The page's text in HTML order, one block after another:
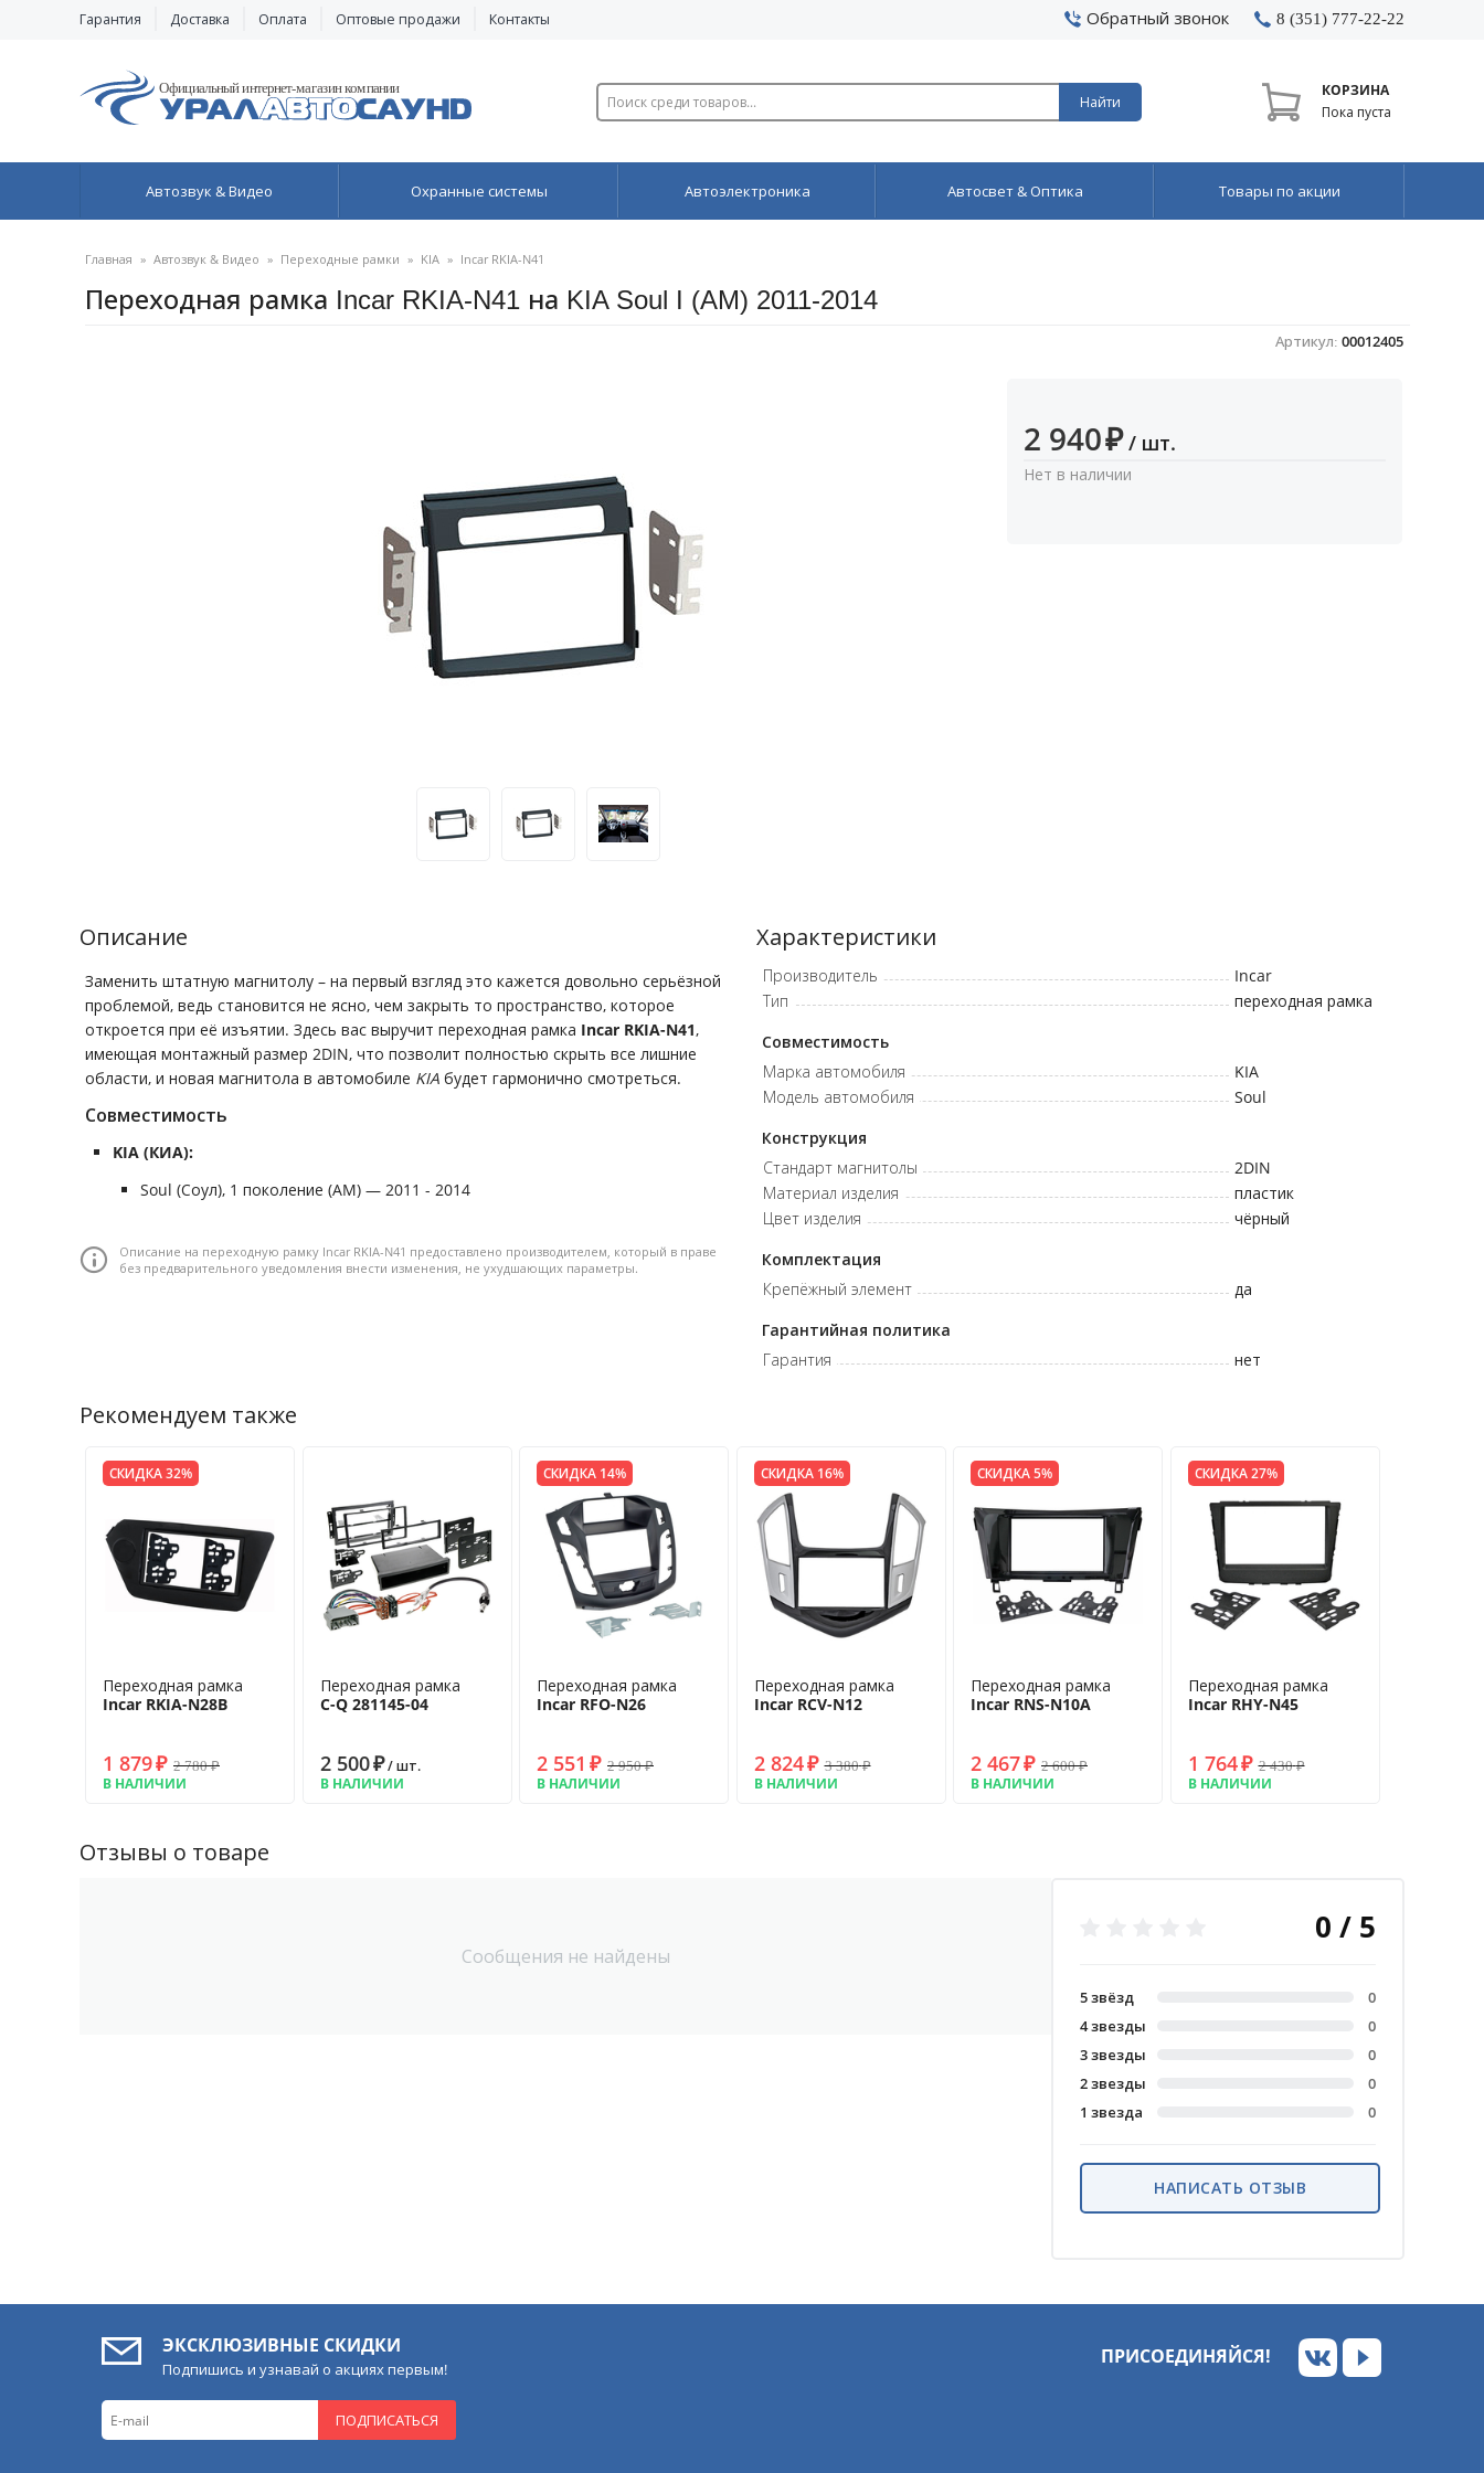
Гарантия Доставка Оплата Оптовые продажи Контакты Обратный звонок 8 (351) 777-22-22
Найти
КОРЗИНА
Пока пуста
Автозвук & Видео Охранные системы Автоэлектроника Автосвет & Оптика Товары по акции
Главная » Автозвук & Видео » Переходные рамки » KIA » Incar RKIA-N41
Переходная рамка Incar RKIA-N41 на KIA Soul I (AM) 2011-2014
Артикул: 00012405
2 940₽ / шт.
Нет в наличии
Описание
Заменить штатную магнитолу – на первый взгляд это кажется довольно серьёзной
проблемой, ведь становится не ясно, чем закрыть то пространство, которое
откроется при её изъятии. Здесь вас выручит переходная рамка Incar RKIA-N41,
имеющая монтажный размер 2DIN, что позволит полностью скрыть все лишние
области, и новая магнитола в автомобиле KIA будет гармонично смотреться.
Совместимость
KIA (КИА):
Soul (Соул), 1 поколение (AM) — 2011 - 2014
Описание на переходную рамку Incar RKIA-N41 предоставлено производителем, который в праве
без предварительного уведомления внести изменения, не ухудшающих параметры.
Характеристики
Производитель
Incar
Тип
переходная рамка
Совместимость
Марка автомобиля
KIA
Модель автомобиля
Soul
Конструкция
Стандарт магнитолы
2DIN
Материал изделия
пластик
Цвет изделия
чёрный
Комплектация
Крепёжный элемент
да
Гарантийная политика
Гарантия
нет
Рекомендуем также
СКИДКА 32%
Переходная рамка
Incar RKIA-N28B
1 879₽ 2 780₽
В НАЛИЧИИ
Переходная рамка
C-Q 281145-04
2 500₽/ шт.
В НАЛИЧИИ
СКИДКА 14%
Переходная рамка
Incar RFO-N26
2 551 ₽ 2 950₽
В НАЛИЧИИ
СКИДКА 16%
Переходная рамка
Incar RCV-N12
2 824₽ 3 380₽
В НАЛИЧИИ
СКИДКА 5%
Переходная рамка
Incar RNS-N10A
2 467₽ 2 600₽
В НАЛИЧИИ
СКИДКА 27%
Переходная рамка
Incar RHY-N45
1 764₽ 2 430₽
В НАЛИЧИИ
Отзывы о товаре
Сообщения не найдены
0 / 5
5 звёзд
0
4 звезды
0
3 звезды
0
2 звезды
0
1 звезда
0
НАПИСАТЬ ОТЗЫВ
ЭКСКЛЮЗИВНЫЕ СКИДКИ
Подпишись и узнавай о акциях первым!
ПОДПИСАТЬСЯ
ПРИСОЕДИНЯЙСЯ!